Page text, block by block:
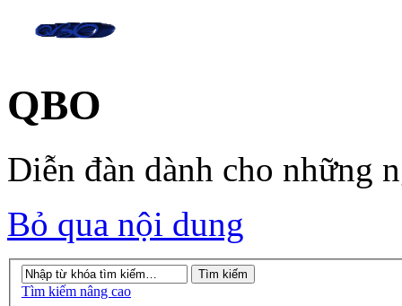
QBO
Diễn đàn dành cho những
Bỏ qua nội dung
Tìm kiếm nâng cao